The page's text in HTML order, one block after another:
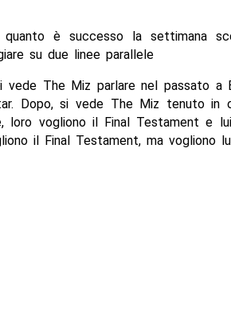
è successo la settimana
su due linee parallele
vede The Miz parlare nel passato a
Dopo, si vede The Miz tenuto in
loro vogliono il Final Testament e
il Final Testament, ma vogliono